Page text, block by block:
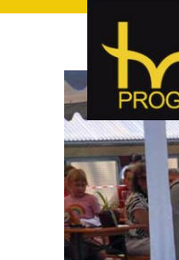
hof-
hof-programm –